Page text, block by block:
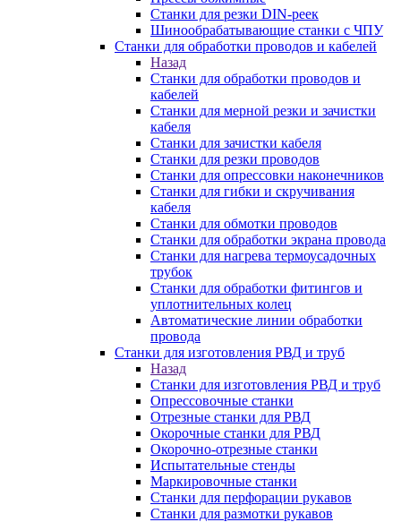
Станки для резки DIN-реек
Шинообрабатывающие станки с ЧПУ
Станки для обработки проводов и кабелей
Назад
Станки для обработки проводов и
кабелей
Станки для мерной резки и зачистки
кабеля
Станки для зачистки кабеля
Станки для резки проводов
Станки для опрессовки наконечников
Станки для гибки и скручивания
кабеля
Станки для обмотки проводов
Станки для обработки экрана провода
Станки для нагрева термоусадочных
трубок
Станки для обработки фитингов и
уплотнительных колец
Автоматические линии обработки
провода
Станки для изготовления РВД и труб
Назад
Станки для изготовления РВД и труб
Опрессовочные станки
Отрезные станки для РВД
Окорочные станки для РВД
Окорочно-отрезные станки
Испытательные стенды
Маркировочные станки
Станки для перфорации рукавов
Станки для размотки рукавов